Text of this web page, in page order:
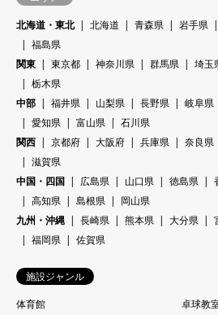
北海道・東北
北海道 青森県 岩手県
福島県
関東
東京都 神奈川県 群馬県 埼玉
栃木県
中部
福井県 山梨県 長野県 岐阜県
愛知県
富山県
石川県
関西
京都府 大阪府 兵庫県 奈良県
滋賀県
中国・四国
広島県 山口県 徳島県
高知県
島根県
岡山県
九州・沖縄
長崎県 熊本県 大分県
福岡県
佐賀県
施設ジャンル
体育館
卓球教